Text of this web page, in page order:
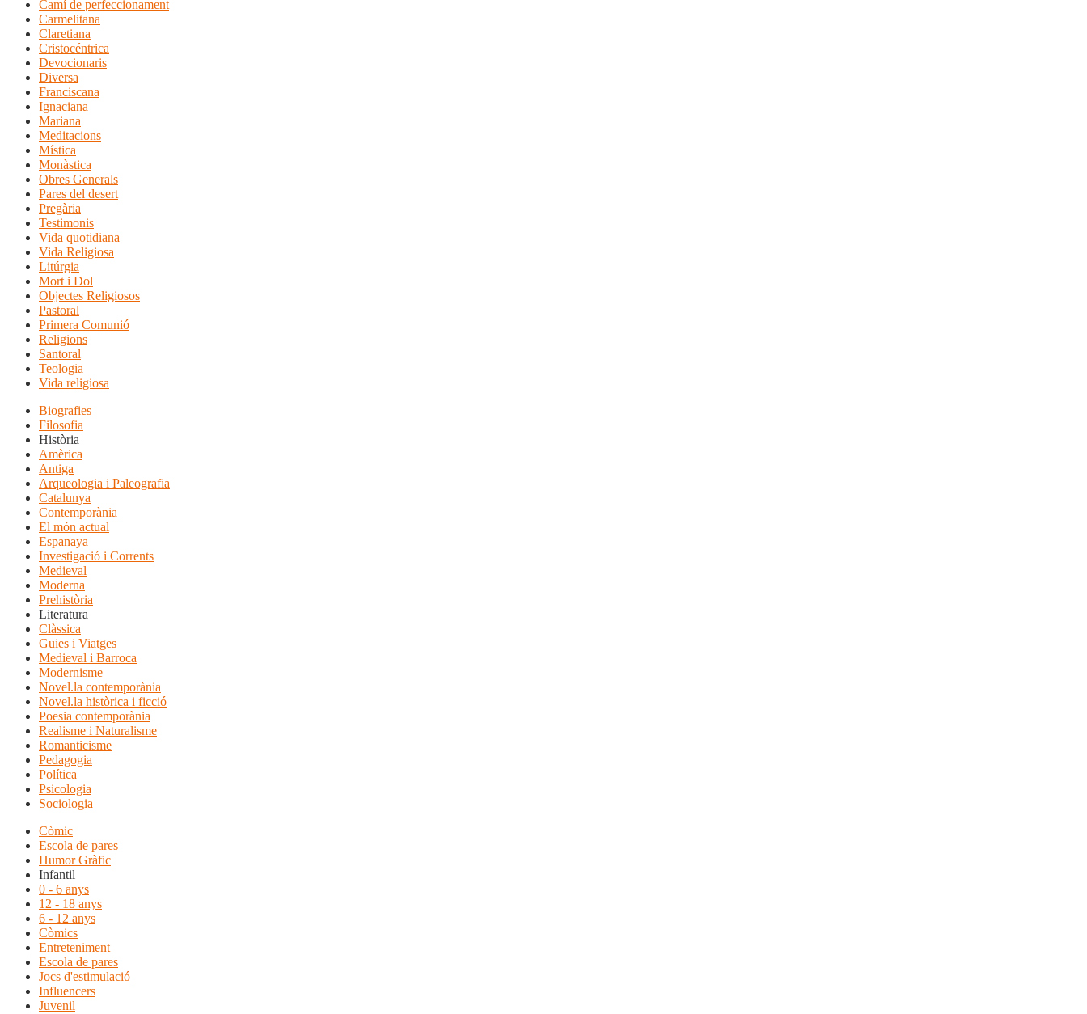
Camí de perfeccionament
Carmelitana
Claretiana
Cristocéntrica
Devocionaris
Diversa
Franciscana
Ignaciana
Mariana
Meditacions
Mística
Monàstica
Obres Generals
Pares del desert
Pregària
Testimonis
Vida quotidiana
Vida Religiosa
Litúrgia
Mort i Dol
Objectes Religiosos
Pastoral
Primera Comunió
Religions
Santoral
Teologia
Vida religiosa
Biografies
Filosofia
Història
Amèrica
Antiga
Arqueologia i Paleografia
Catalunya
Contemporània
El món actual
Espanaya
Investigació i Corrents
Medieval
Moderna
Prehistòria
Literatura
Clàssica
Guies i Viatges
Medieval i Barroca
Modernisme
Novel.la contemporània
Novel.la històrica i ficció
Poesia contemporània
Realisme i Naturalisme
Romanticisme
Pedagogia
Política
Psicologia
Sociologia
Còmic
Escola de pares
Humor Gràfic
Infantil
0 - 6 anys
12 - 18 anys
6 - 12 anys
Còmics
Entreteniment
Escola de pares
Jocs d'estimulació
Influencers
Juvenil